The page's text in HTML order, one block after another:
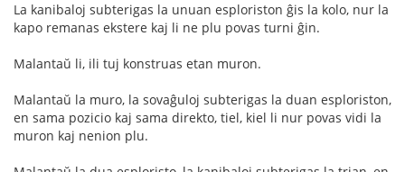
La kanibaloj subterigas la unuan esploriston ĝis la kolo, nur la
kapo remanas ekstere kaj li ne plu povas turni ĝin.
Malantaŭ li, ili tuj konstruas etan muron.
Malantaŭ la muro, la sovaĝuloj subterigas la duan esploriston,
en sama pozicio kaj sama direkto, tiel, kiel li nur povas vidi la
muron kaj nenion plu.